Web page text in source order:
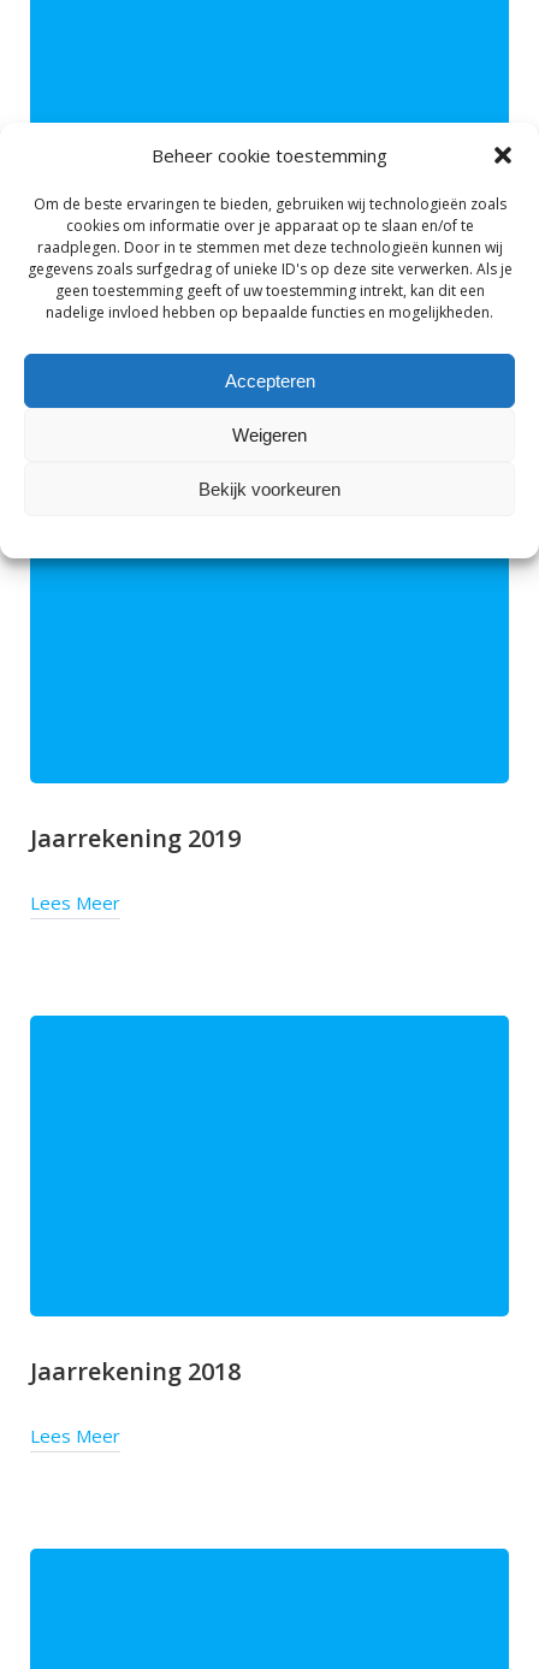
Beheer cookie toestemming
Om de beste ervaringen te bieden, gebruiken wij technologieën zoals
cookies om informatie over je apparaat op te slaan en/of te
raadplegen. Door in te stemmen met deze technologieën kunnen wij
gegevens zoals surfgedrag of unieke ID's op deze site verwerken. Als je
geen toestemming geeft of uw toestemming intrekt, kan dit een
nadelige invloed hebben op bepaalde functies en mogelijkheden.
Accepteren
Weigeren
Bekijk voorkeuren
Jaarrekening 2020
Jaarrekening 2019
Lees Meer
Jaarrekening 2018
Lees Meer